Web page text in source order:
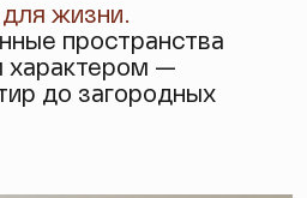
для жизни.
пространства
характером —
до загородных